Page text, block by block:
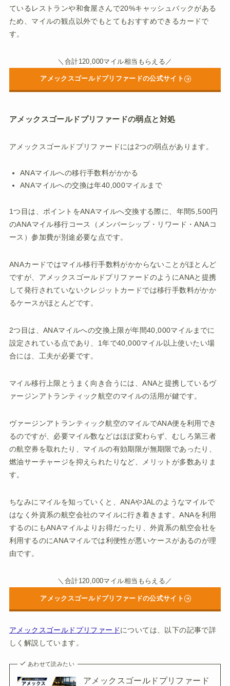
ているレストランや和食屋さんで20%キャッシュバックがある
ため、マイルの観点以外でもとてもおすすめできるカードで
す。
＼合計120,000マイル相当もらえる／
アメックスゴールドプリファードの公式サイト
アメックスゴールドプリファードの弱点と対処
アメックスゴールドプリファードには2つの弱点があります。
ANAマイルへの移行手数料がかかる
ANAマイルへの交換は年40,000マイルまで
1つ目は、ポイントをANAマイルへ交換する際に、年間5,500円
のANAマイル移行コース（メンバーシップ・リワード・ANAコ
ース）参加費が別途必要な点です。
ANAカードではマイル移行手数料がかからないことがほとんど
ですが、アメックスゴールドプリファードのようにANAと提携
して発行されていないクレジットカードでは移行手数料がかか
るケースがほとんどです。
2つ目は、ANAマイルへの交換上限が年間40,000マイルまでに
設定されている点であり、1年で40,000マイル以上使いたい場
合には、工夫が必要です。
マイル移行上限とうまく向き合うには、ANAと提携しているヴ
ァージンアトランティック航空のマイルの活用が鍵です。
ヴァージンアトランティック航空のマイルでANA便を利用でき
るのですが、必要マイル数などはほぼ変わらず、むしろ第三者
の航空券を取れたり、マイルの有効期限が無期限であったり、
燃油サーチャージを抑えられたりなど、メリットが多数ありま
す。
ちなみにマイルを知っていくと、ANAやJALのようなマイルで
はなく外資系の航空会社のマイルに行き着きます。ANAを利用
するのにもANAマイルよりお得だったり、外資系の航空会社を
利用するのにANAマイルでは利便性が悪いケースがあるのが理
由です。
＼合計120,000マイル相当もらえる／
アメックスゴールドプリファードの公式サイト
アメックスゴールドプリファードについては、以下の記事で詳
しく解説しています。
あわせて読みたい
アメックスゴールドプリファード